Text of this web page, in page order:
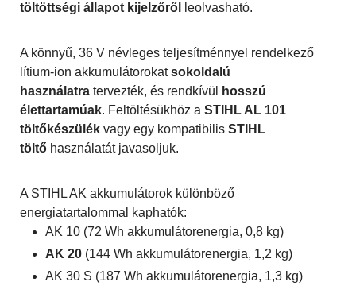
töltöttségi állapot kijelzőről
leolvasható.
A könnyű, 36 V névleges teljesítménnyel rendelkező
lítium-ion akkumulátorokatsokoldalú
használatra tervezték, és rendkívül
hosszú
élettartamúak. Feltöltésükhöz a STIHL AL 101
töltőkészülék vagy egy kompatibilis STIHL
töltő használatát javasoljuk.
A STIHL AK akkumulátorok különböző
energiatartalommal kaphatók:
AK 10 (72 Wh akkumulátorenergia, 0,8 kg)
AK 20 (144 Wh akkumulátorenergia, 1,2 kg)
AK 30 S (187 Wh akkumulátorenergia, 1,3 kg)